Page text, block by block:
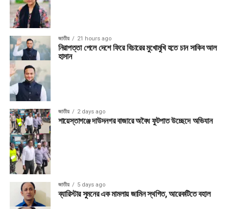
জাতীয় 21 hours ago
নিরাপত্তা পেলে দেশে ফিরে বিচারের মুখোমুখি হতে চান সাকিব আল
হাসান
জাতীয় 2 days ago
শায়েস্তাগঞ্জে দাউদনগর বাজারে অবৈধ ফুটপাত উচ্ছেদে অভিযান
জাতীয় 5 days ago
ব্যারিস্টার সুমনের এক মামলায় জামিন স্থগিত, আরেকটিতে বহাল